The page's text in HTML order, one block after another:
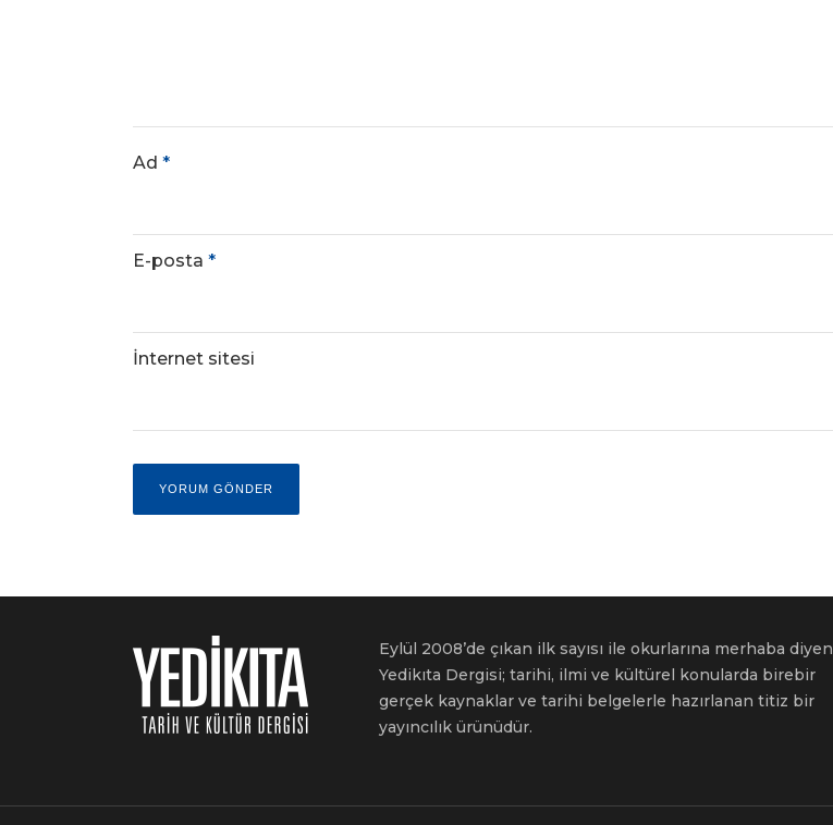
Ad *
E-posta *
İnternet sitesi
Eylül 2008’de çıkan ilk sayısı ile okurlarına merhaba diyen
Yedikıta Dergisi; tarihi, ilmi ve kültürel konularda birebir
gerçek kaynaklar ve tarihi belgelerle hazırlanan titiz bir
yayıncılık ürünüdür.